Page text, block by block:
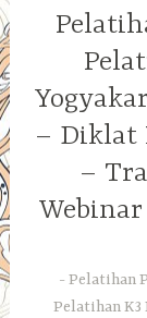
– Diklat
–
Pelatihan
Pelatihan K3